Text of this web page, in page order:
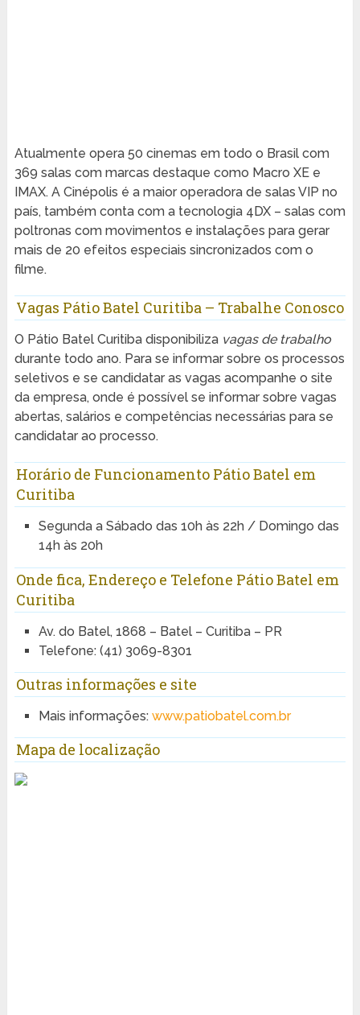
Atualmente opera 50 cinemas em todo o Brasil com
369 salas com marcas destaque como Macro XE e
IMAX. A Cinépolis é a maior operadora de salas VIP no
país, também conta com a tecnologia 4DX – salas com
poltronas com movimentos e instalações para gerar
mais de 20 efeitos especiais sincronizados com o
filme.
Vagas Pátio Batel Curitiba – Trabalhe Conosco
O Pátio Batel Curitiba disponibiliza vagas de trabalho
durante todo ano. Para se informar sobre os processos
seletivos e se candidatar as vagas acompanhe o site
da empresa, onde é possível se informar sobre vagas
abertas, salários e competências necessárias para se
candidatar ao processo.
Horário de Funcionamento Pátio Batel em
Curitiba
Segunda a Sábado das 10h às 22h / Domingo das
14h às 20h
Onde fica, Endereço e Telefone Pátio Batel em
Curitiba
Av. do Batel, 1868 – Batel – Curitiba – PR
Telefone: (41) 3069-8301
Outras informações e site
Mais informações: www.patiobatel.com.br
Mapa de localização